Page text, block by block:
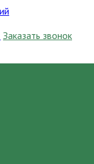
Заказать звонок